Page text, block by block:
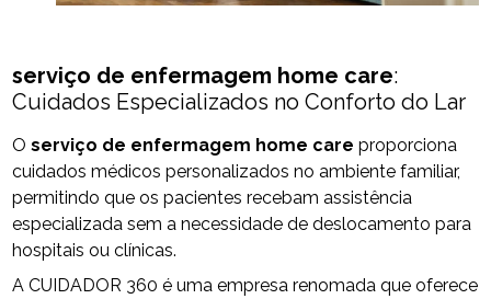
serviço de enfermagem home care:
Cuidados Especializados no Conforto do Lar
Oserviço de enfermagem home care proporciona
cuidados médicos personalizados no ambiente familiar,
permitindo que os pacientes recebam assistência
especializada sem a necessidade de deslocamento para
hospitais ou clínicas.
A CUIDADOR 360 é uma empresa renomada que oferece